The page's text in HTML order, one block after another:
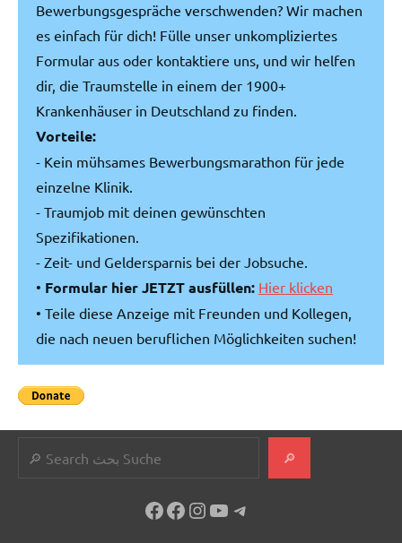
Bewerbungsgespräche verschwenden? Wir machen
es einfach für dich! Fülle unser unkompliziertes
Formular aus oder kontaktiere uns, und wir helfen
dir, die Traumstelle in einem der 1900+
Krankenhäuser in Deutschland zu finden.
Vorteile:
- Kein mühsames Bewerbungsmarathon für jede
einzelne Klinik.
- Traumjob mit deinen gewünschten
Spezifikationen.
- Zeit- und Geldersparnis bei der Jobsuche.
• Formular hier JETZT ausfüllen: Hier klicken
• Teile diese Anzeige mit Freunden und Kollegen,
die nach neuen beruflichen Möglichkeiten suchen!
🔎
Facebook
Facebook
Instagram
YouTube
Telegram